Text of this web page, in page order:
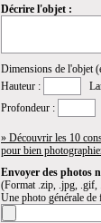
Décrire l'objet :
Dimensions de l'objet
Hauteur :
Profondeur :
» Découvrir les 10
pour bien
Envoyer des photos
(Format .zip, .jpg, .gif,
Une photo générale de